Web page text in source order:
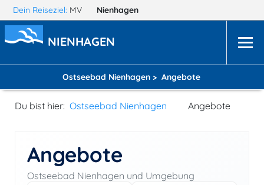
Dein Reiseziel: MV Nienhagen
NIENHAGEN
Ostseebad Nienhagen > Angebote
Du bist hier: Ostseebad Nienhagen Angebote
Angebote
Ostseebad Nienhagen und Umgebung